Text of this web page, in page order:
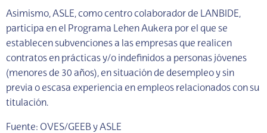
Asimismo, ASLE, como centro colaborador de LANBIDE,
participa en el Programa Lehen Aukera por el que se
establecen subvenciones a las empresas que realicen
contratos en prácticas y/o indefinidos a personas jóvenes
(menores de 30 años), en situación de desempleo y sin
previa o escasa experiencia en empleos relacionados con su
titulación.
Fuente: OVES/GEEB y ASLE